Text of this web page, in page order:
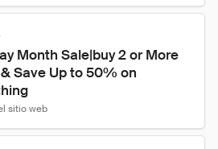
Month Sale|buy 2 or More
Save Up to 50% on
sitio web